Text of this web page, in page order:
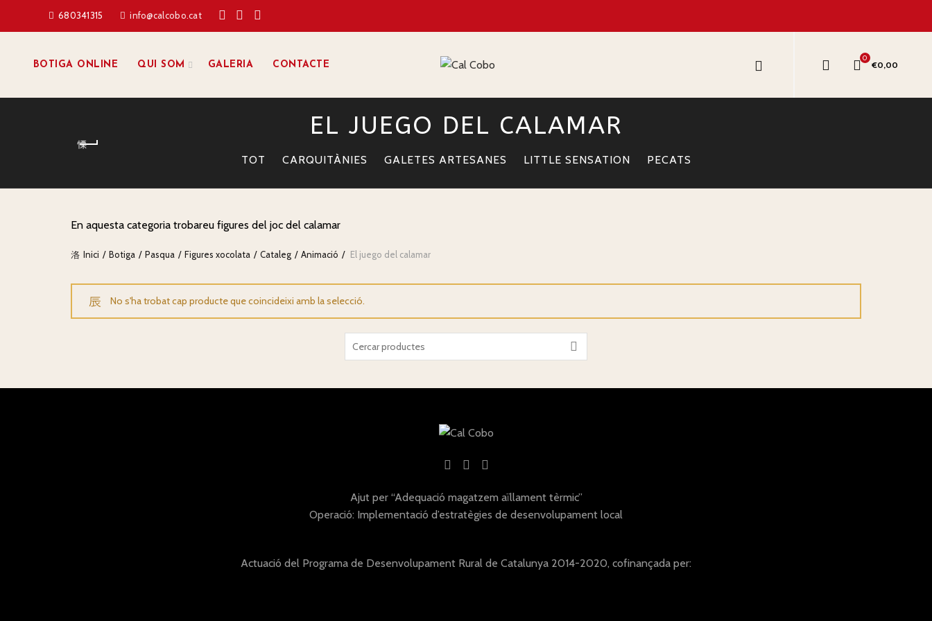
680341315 info@calcobo.cat
BOTIGA ONLINE QUI SOM GALERIA CONTACTE
0
€0,00
EL JUEGO DEL CALAMAR
TOT CARQUITÀNIES GALETES ARTESANES LITTLE SENSATION PECATS
En aquesta categoria trobareu figures del joc del calamar
Inici Botiga Pasqua Figures xocolata Cataleg Animació El juego del calamar
No s'ha trobat cap producte que coincideixi amb la selecció.
Ajut per “Adequació magatzem aïllament tèrmic”
Operació: Implementació d’estratègies de desenvolupament local
Actuació del Programa de Desenvolupament Rural de Catalunya 2014-2020, cofinançada per: